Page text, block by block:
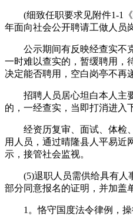
(细致任职要求见附件1-1《
年面向社会公开聘请工做人员
公示期间有反映经查实不克
一时难以查实的，暂缓聘用，
决定能否聘用，空白岗亭不再
招聘人员居心坦白本人主
的，一经查实，当即打消进入
经资历复审、面试、体检
用人员，通过晴隆县人平易近
示，接管社会监视。
(5)退职人员需供给具有人
部分同意报名的证明，并加盖
1。恪守国度法令律例，操